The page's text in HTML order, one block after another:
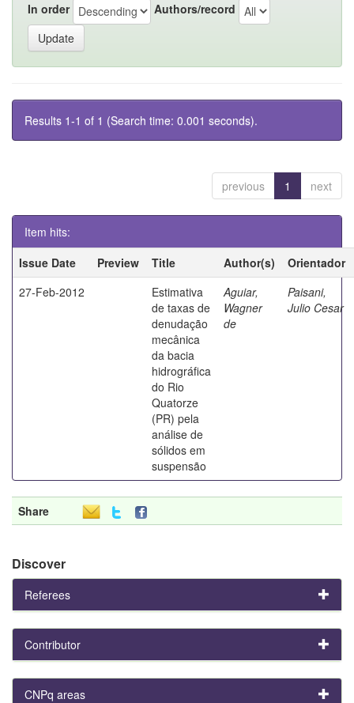
In order Authors/record
Results 1-1 of 1 (Search time: 0.001 seconds).
previous 1 next
Item hits:
Issue Date
Preview Title Author(s)
Orientador
27-Feb-2012
Estimativa
de taxas de
denudação
mecânica
da bacia
hidrográfica
do Rio
Quatorze
(PR) pela
análise de
sólidos em
suspensão
Aguiar,
Wagner
de
Paisani,
Julio Cesar
Share
Discover
Referees
Contributor
CNPq areas